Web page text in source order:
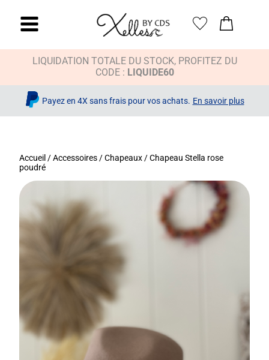
LIQUIDATION TOTALE DU STOCK, PROFITEZ DU
CODE : LIQUIDE60
Payez en 4X sans frais pour vos achats. En savoir plus
Accueil /Accessoires /Chapeaux / Chapeau Stella rose
poudré